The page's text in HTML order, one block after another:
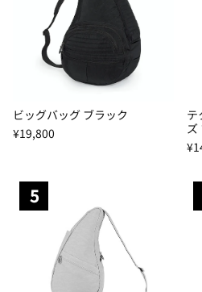
ビッグバッグ ブラック
¥19,800
テ
ズ
5